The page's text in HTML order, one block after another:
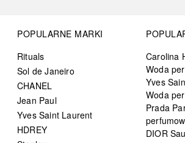
POPULARNE MARKI
Rituals
Sol de Janeiro
CHANEL
Jean Paul
Yves Saint Laurent
HDREY
Carolina
Woda
Yves
Woda
Prada
DIOR